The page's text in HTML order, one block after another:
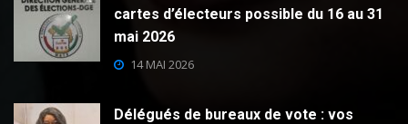
cartes d’électeurs possible du 16 au 31
mai 2026
14 MAI 2026
Délégués de bureaux de vote : vos